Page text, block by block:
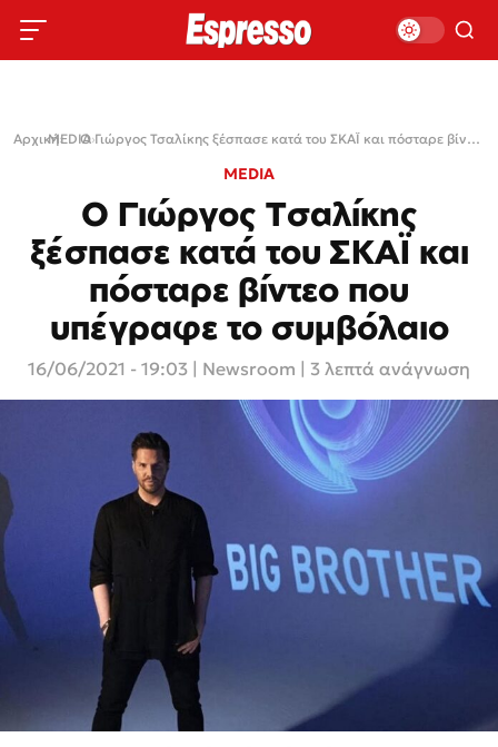
Αρχική›
MEDIA› Ο Γιώργος Τσαλίκης ξέσπασε κατά του ΣΚΑΪ και πόσταρε βίντεο που υπέγραφε το συμβόλαιο
MEDIA
Ο Γιώργος Τσαλίκης
ξέσπασε κατά του ΣΚΑΪ και
πόσταρε βίντεο που
υπέγραφε το συμβόλαιο
16/06/2021 - 19:03 Newsroom | 3 λεπτά ανάγνωση